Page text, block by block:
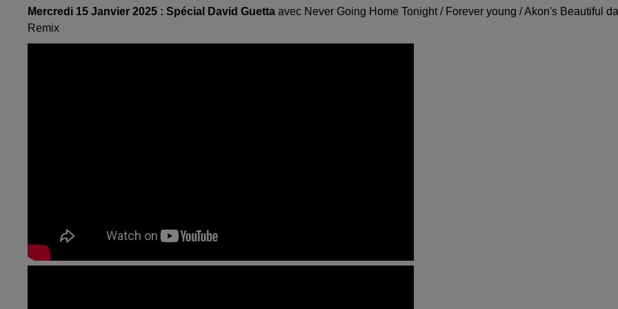
Mercredi 15 Janvier 2025 : Spécial David Guetta avec Never Going Home Tonight / Forever young / Akon's Beautiful
Remix